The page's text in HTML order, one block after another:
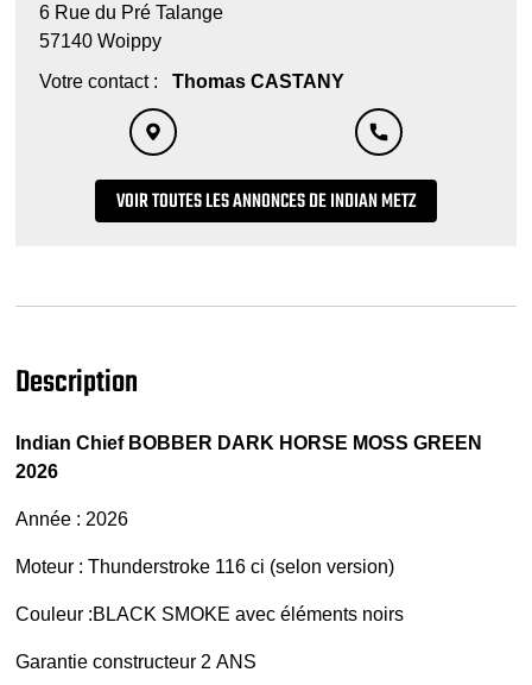
6 Rue du Pré Talange
57140 Woippy
Votre contact :
Thomas CASTANY
VOIR TOUTES LES ANNONCES DE INDIAN METZ
Description
Indian Chief BOBBER DARK HORSE MOSS GREEN
2026
Année : 2026
Moteur : Thunderstroke 116 ci (selon version)
Couleur :BLACK SMOKE avec éléments noirs
Garantie constructeur 2 ANS